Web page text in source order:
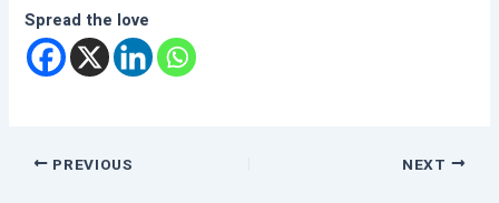
Spread the love
PREVIOUS NEXT